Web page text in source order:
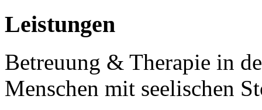
Leistungen
Betreuung & Therapie in
Menschen mit seelischen